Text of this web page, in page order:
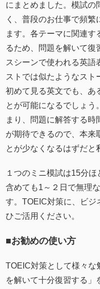
にまとめました。模試の
く、普段のお仕事で頻
ます。各テーマに関連
るため、問題を解いて復
スシーンで使われる英語
ストでは似たようなスト
初めて見る英文でも、あ
とが可能になるでしょう
まり、問題に解答する時
が期待できるので、本来
とが少なくなるはずだと
１つのミニ模試は15分
含めても1～２日で無理
す。TOEIC対策に、ビジ
ひご活用ください。
■お勧めの使い方
TOEIC対策として様々な
を解いて十分復習する」